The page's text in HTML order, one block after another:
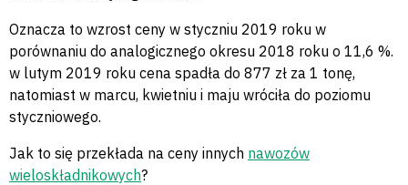
Oznacza to wzrost ceny w styczniu 2019 roku w
porównaniu do analogicznego okresu 2018 roku o 11,6 %.
w lutym 2019 roku cena spadła do 877 zł za 1 tonę,
natomiast w marcu, kwietniu i maju wróciła do poziomu
styczniowego.
Jak to się przekłada na ceny innych nawozów
wieloskładnikowych?